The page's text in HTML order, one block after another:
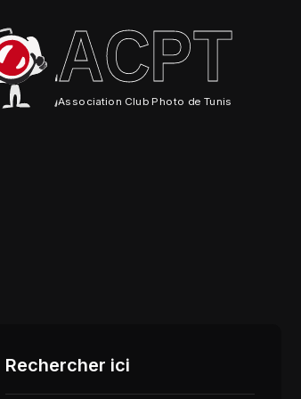
ACPT
Association Club Photo de Tunis
Rechercher ici